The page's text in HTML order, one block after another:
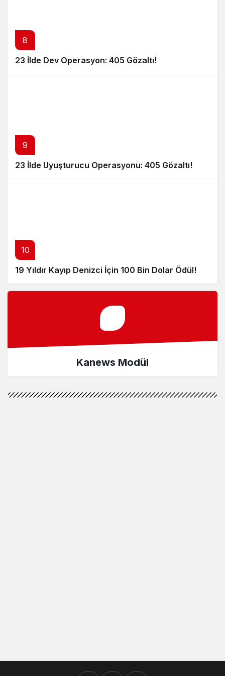
8
23 İlde Dev Operasyon: 405 Gözaltı!
9
23 İlde Uyuşturucu Operasyonu: 405 Gözaltı!
10
19 Yıldır Kayıp Denizci İçin 100 Bin Dolar Ödül!
Kanews Modül